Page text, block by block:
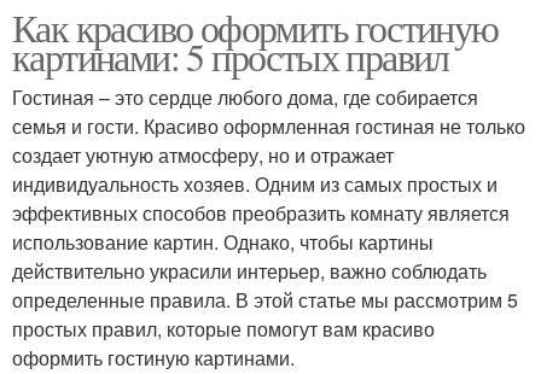
Как красиво оформить гостиную
картинами: 5 простых правил
Гостиная – это сердце любого дома, где собирается
семья и гости. Красиво оформленная гостиная не только
создает уютную атмосферу, но и отражает
индивидуальность хозяев. Одним из самых простых и
эффективных способов преобразить комнату является
использование картин. Однако, чтобы картины
действительно украсили интерьер, важно соблюдать
определенные правила. В этой статье мы рассмотрим 5
простых правил, которые помогут вам красиво
оформить гостиную картинами.